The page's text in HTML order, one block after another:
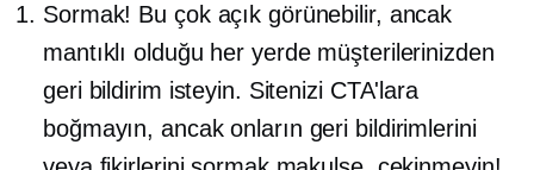
Sormak! Bu çok açık görünebilir, ancak
mantıklı olduğu her yerde müşterilerinizden
geri bildirim isteyin. Sitenizi CTA'lara
boğmayın, ancak onların geri bildirimlerini